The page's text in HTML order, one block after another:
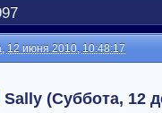
12 июня 2010, 10:48:17
Sally (Суббота, 12